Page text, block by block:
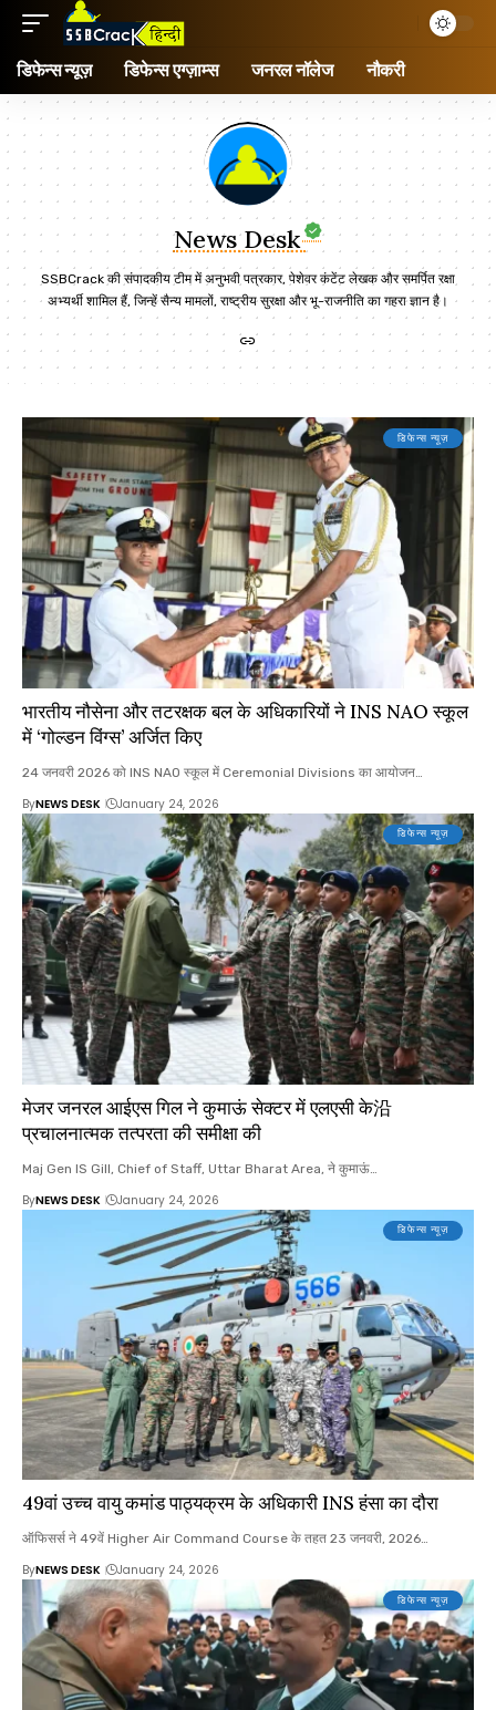
डिफेन्स न्यूज़ डिफेन्स एग्ज़ाम्स जनरल नॉलेज नौकरी
News Desk
SSBCrack की संपादकीय टीम में अनुभवी पत्रकार, पेशेवर कंटेंट लेखक और समर्पित रक्षा
अभ्यर्थी शामिल हैं, जिन्हें सैन्य मामलों, राष्ट्रीय सुरक्षा और भू-राजनीति का गहरा ज्ञान है।
डिफेन्स न्यूज़
भारतीय नौसेना और तटरक्षक बल के अधिकारियों ने INS NAO स्कूल
में ‘गोल्डन विंग्स’ अर्जित किए
24 जनवरी 2026 को INS NAO स्कूल में Ceremonial Divisions का आयोजन…
ByNEWS DESK January 24, 2026
डिफेन्स न्यूज़
मेजर जनरल आईएस गिल ने कुमाऊं सेक्टर में एलएसी के沿
प्रचालनात्मक तत्परता की समीक्षा की
Maj Gen IS Gill, Chief of Staff, Uttar Bharat Area, ने कुमाऊं…
ByNEWS DESK January 24, 2026
डिफेन्स न्यूज़
49वां उच्च वायु कमांड पाठ्यक्रम के अधिकारी INS हंसा का दौरा
ऑफिसर्स ने 49वें Higher Air Command Course के तहत 23 जनवरी, 2026…
ByNEWS DESK January 24, 2026
डिफेन्स न्यूज़